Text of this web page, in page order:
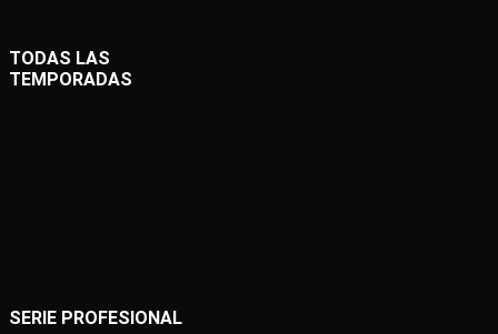
TODAS LAS
TEMPORADAS
SERIE PROFESIONAL